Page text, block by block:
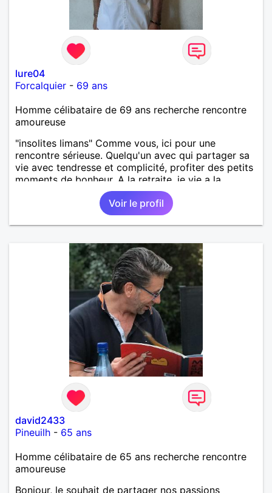
lure04
Forcalquier - 69 ans
Homme célibataire de 69 ans recherche rencontre
amoureuse
"insolites limans" Comme vous, ici pour une
rencontre sérieuse. Quelqu'un avec qui partager sa
vie avec tendresse et complicité, profiter des petits
moments de bonheur. A la retraite, je vie a la
campagne, j'aime les voyages. Depuis quelques
années, je pratique et donne des soins reiki.
Voir le profil
david2433
Pineuilh - 65 ans
Homme célibataire de 65 ans recherche rencontre
amoureuse
Bonjour, le souhait de partager nos passions